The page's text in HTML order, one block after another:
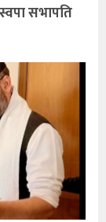
सभापति